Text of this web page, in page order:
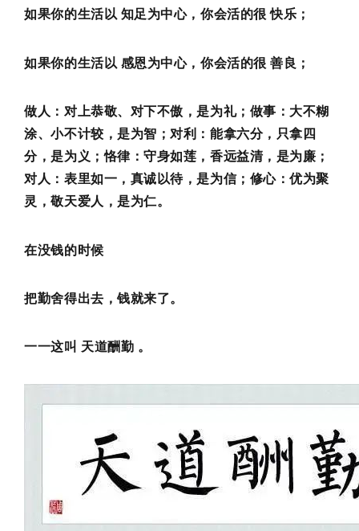
如果你的生活以 知足为中心，你会活的很 快乐；
如果你的生活以 感恩为中心，你会活的很 善良；
做人：对上恭敬、对下不傲，是为礼；做事：大不糊
涂、小不计较，是为智；对利：能拿六分，只拿四
分，是为义；恪律：守身如莲，香远益清，是为廉；
对人：表里如一，真诚以待，是为信；修心：优为聚
灵，敬天爱人，是为仁。
在没钱的时候
把勤舍得出去，钱就来了。
一一这叫 天道酬勤 。